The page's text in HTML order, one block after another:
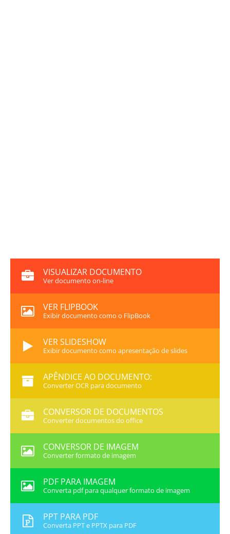
VISUALIZAR DOCUMENTO
Ver documento on-line
VER FLIPBOOK
Exibir documento como o FlipBook
VER SLIDESHOW
Exibir documento como apresentação de slides
APÊNDICE AO DOCUMENTO:
Converter OCR para documento
CONVERSOR DE DOCUMENTOS
Converter documentos do office
CONVERSOR DE IMAGEM
Converter formato de imagem
PDF PARA IMAGEM
Converta pdf para qualquer formato de imagem
PPT PARA PDF
Converta PPT e PPTX para PDF